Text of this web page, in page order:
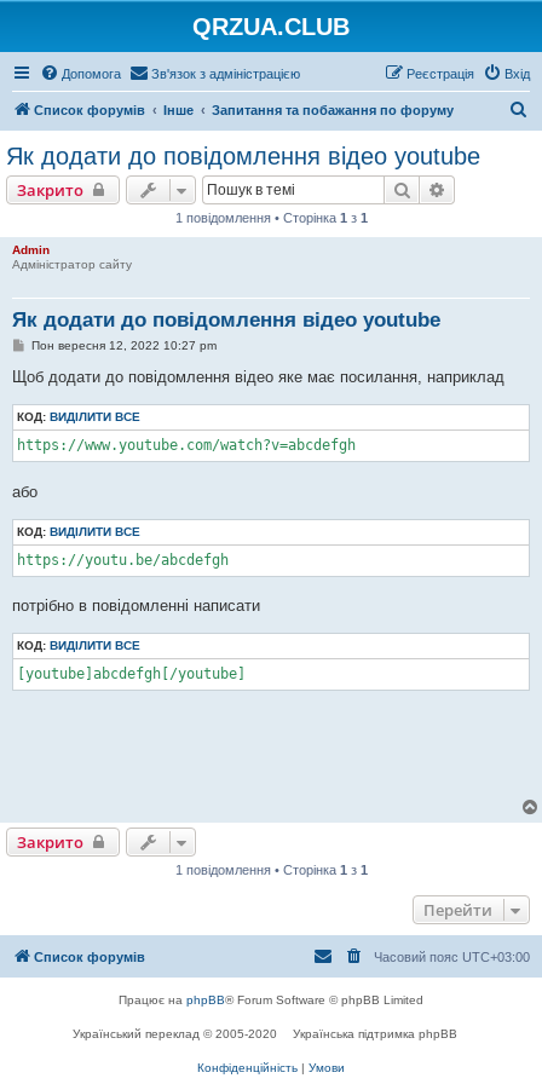
QRZUA.CLUB
Допомога Зв'язок з адміністрацією Вхід
Реєстрація
Список форумів Інше Запитання та побажання по форуму
Як додати до повідомлення відео youtube
Закрито Пошук
1 повідомлення • Сторінка 1 з 1
Admin
Адміністратор сайту
Як додати до повідомлення відео youtube
П
в
і
д
о
м
л
е
н
Пон вересня 12, 2022 10:27 pm
Щоб додати до повідомлення відео яке має посилання, наприклад
КОД: ВИДІЛИТИ ВСЕ
https://www.youtube.com/watch?v=abcdefgh
або
КОД: ВИДІЛИТИ ВСЕ
https://youtu.be/abcdefgh
потрібно в повідомленні написати
КОД: ВИДІЛИТИ ВСЕ
[youtube]abcdefgh[/youtube]
Закрито
1 повідомлення • Сторінка 1 з 1
Перейти
Список форумів Часовий пояс UTC+03:00
Працює на phpBB® Forum Software © phpBB Limited
Український переклад © 2005-2020 Українська підтримка phpBB
Конфіденційність | Умови